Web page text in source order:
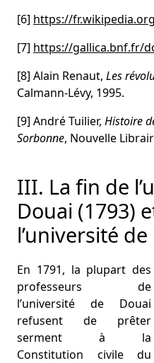
[6] https://
[7] https://gallica.bnf.fr/
[8] Alain Renaut, Les
Calmann-Lévy, 1995.
[9] André Tuilier, Histoire
Sorbonne, Nouvelle
III. La fin de
Douai (1793)
l’université
En 1791, la plupart des
professeurs de
l’université de Douai
refusent de prêter
serment à la
Constitution civile du